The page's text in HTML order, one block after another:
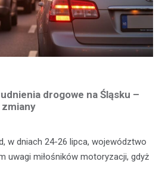
drogowe na Śląsku –
zmiany
w dniach 24-26 lipca, województwo
uwagi miłośników motoryzacji, gdyż